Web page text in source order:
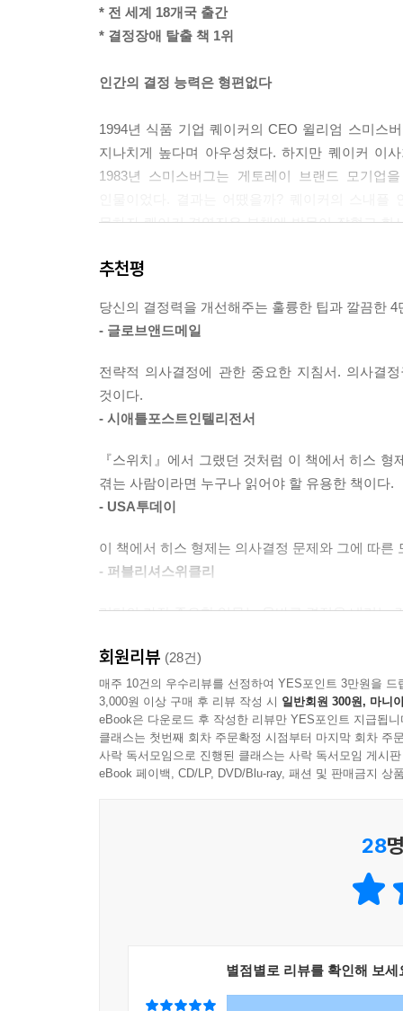
--- p.20~21
두고 이분법으로 바라보는 것을 가리킨다. 예컨대
못한다.
--- p.28
다. 새 차나 새 컴퓨터에 눈독 들이는 사람은 소비
--- p.30
쟁점을 짚고 또 되짚으며 마주한 상황에 괴로워한
--- p.35
얼마 후 딕 로는 자신이 결정을 가로막는 네 번째
펼쳐질 미래를 실제로 자신이 아는 것보다 더 많이
--- p.37
이쯤 왔으면 당신은 우리에게서 뭔가 약속을 기
부족하지 않은 삶을 살게 된다든지, 동료들이나
다). 또한 대체로 다른 사람의 편향을 알아보기는
내기를 바란다. 우리는 그 일을 돕고 싶다.
--- p.48
우리는 삶의 시간 대부분을 “자동 조종 시스템
손에 꼽을 정도다. 그런데 이런 결정들은 시간상
피시호프는 이들의 결정을 분류하면서 10대에게
을 가리켜 “결심 진술형statement of resolve” 결
이것은 “부리토를 먹을까 샌드위치를 먹을까?”
않는다. 결심 진술형 결정과 가부 판정형 결정은
* 전 세계 18개국 출간
* 결정장애 탈출 책 1위
인간의 결정 능력은 형편없다
1994년 식품 기업 퀘이커의 CEO 윌리엄 스미스
지나치게 높다며 아우성쳤다. 하지만 퀘이커 이
1983년 스미스버그는 게토레이 브랜드 모기업
못하자 퀘이커 경영진은 부채에 발목이 잡혔고
“가부 판정형” 결정조차 아니었다. 무조건 하고
것으로 나타났다. 이뿐이 아니다. 미국에서 실시
만에 그만두며, 기업 임원 중 60퍼센트가 자기
어떻게 해야 일과 삶에서 올바른 선택을 할 수 있을
리더라면 올바른 결정을 내릴 줄 알아야 한다
세계적인 밀리언셀러 작가 칩 히스와 댄 히스 형
이미 자신들의 주요 연구 분야 중 하나인 아이디
주요 연구 분야인 의사결정 성공법의 걸작이다.
선택 내리기”를 더없이 쉽고 명쾌하게 설명해
도달하도록 분명한 솔루션을 제공한다. 그간 “좋
“의사결정에 관한 책은 널렸다. 하지만 히스 형
실전편인 이 책에서 히스 형제는 우리의 결정을
“WRAP”을 알려준다. WRAP 프로세스는 일상생
유용한 기술이다. 특히 올바른 결정을 내리는 것
사람은 보이는 것이 전부라고 생각한다 : 결정을
회사가 대박을 터뜨릴 것이라 믿는다.” 노벨 경
성향을 “보이는 것이 전부”라고 일컫는다. 히스
스포트라이트를 옮겨봐야 한다는 사실을 망각하
히스 형제는 이 책에서 결정을 가로막는 요인으
사고틀”은 선택지를 지나치게 제한하는 것을 가
추천평
당신의 결정력을 개선해주는 훌륭한 팁과 깔끔한
- 글로브앤드메일
전략적 의사결정에 관한 중요한 지침서. 의사결
것이다.
- 시애틀포스트인텔리전서
『스위치』에서 그랬던 것처럼 이 책에서 히스
겪는 사람이라면 누구나 읽어야 할 유용한 책이다.
- USA투데이
이 책에서 히스 형제는 의사결정 문제와 그에 따
- 퍼블리셔스위클리
리더의 가장 중요한 임무는 올바른 결정을 내리는
직장과 개인 생활에서 어려운 결정에 직면했을
의사결정 능력을 향상시키려는 모든 사람에게 큰
- 커커스리뷰
회원리뷰 (28건)
매주 10건의 우수리뷰를 선정하여 YES포인트 3만원을 드
3,000원 이상 구매 후 리뷰 작성 시 일반회원 300원, 마니
eBook은 다운로드 후 작성한 리뷰만 YES포인트 지급됩니
클래스는 첫번째 회차 주문확정 시점부터 마지막 회차 주
사락 독서모임으로 진행된 클래스는 사락 독서모임 게시
eBook 페이백, CD/LP, DVD/Blu-ray, 패션 및 판매금지 상
28
별점별로 리뷰를 확인해 보세